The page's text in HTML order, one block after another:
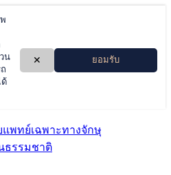
พทย์เฉพาะทางจักษุ
ธรรมชาติ